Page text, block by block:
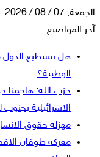
الجمعة, 07 / 08 / 2026
آخر المواضيع
هل تستطيع الدول
الوطنية؟
حزب الله: هاجمنا
الاسرائيلية بجنوب
مهزلة حقوق
معركة طوفان